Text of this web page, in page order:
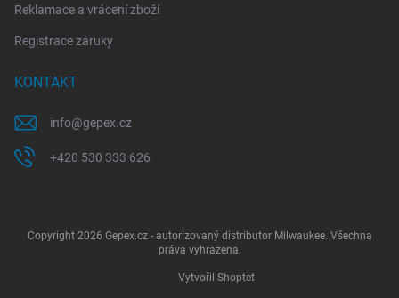
Reklamace a vrácení zboží
Registrace záruky
KONTAKT
info@gepex.cz
+420 530 333 626
Vytvořil Shoptet
Copyright 2026 Gepex.cz - autorizovaný distributor Milwaukee. Všechna
práva vyhrazena.